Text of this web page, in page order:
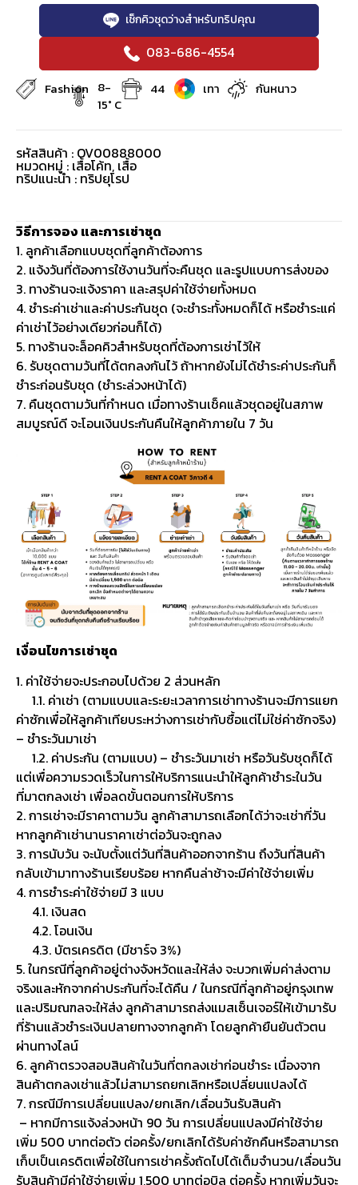
เช็กคิวชุดว่างสำหรับทริปคุณ
083-686-4554
Fashion 8-
15° C
44 เทา กันหนาว
รหัสสินค้า : OV00888000
หมวดหมู่ : เสื้อโค้ท, เสื้อ
ทริปแนะนำ : ทริปยุโรป
วิธีการจอง และการเช่าชุด
1. ลูกค้าเลือกแบบชุดที่ลูกค้าต้องการ
2. แจ้งวันที่ต้องการใช้งานวันที่จะคืนชุด และรูปแบบการส่งของ
3. ทางร้านจะแจ้งราคา และสรุปค่าใช้จ่ายทั้งหมด
4. ชำระค่าเช่าและค่าประกันชุด (จะชำระทั้งหมดก็ได้ หรือชำระแค่
ค่าเช่าไว้อย่างเดียวก่อนก็ได้)
5. ทางร้านจะล็อคคิวสำหรับชุดที่ต้องการเช่าไว้ให้
6. รับชุดตามวันที่ได้ตกลงกันไว้ ถ้าหากยังไม่ได้ชำระค่าประกันก็
ชำระก่อนรับชุด (ชำระล่วงหน้าได้)
7. คืนชุดตามวันที่กำหนด เมื่อทางร้านเช็คแล้วชุดอยู่ในสภาพ
สมบูรณ์ดี จะโอนเงินประกันคืนให้ลูกค้าภายใน 7 วัน
เงื่อนไขการเช่าชุด
1. ค่าใช้จ่ายจะประกอบไปด้วย 2 ส่วนหลัก
1.1. ค่าเช่า (ตามแบบและระยะเวลาการเช่าทางร้านจะมีการแยก
ค่าซักเพื่อให้ลูกค้าเทียบระหว่างการเช่ากับซื้อแต่ไม่ใช่ค่าซักจริง)
– ชำระวันมาเช่า
1.2. ค่าประกัน (ตามแบบ) – ชำระวันมาเช่า หรือวันรับชุดก็ได้
แต่เพื่อความรวดเร็วในการให้บริการแนะนำให้ลูกค้าชำระในวัน
ที่มาตกลงเช่า เพื่อลดขั้นตอนการให้บริการ
2. การเช่าจะมีราคาตามวัน ลูกค้าสามารถเลือกได้ว่าจะเช่ากี่วัน
หากลูกค้าเช่านานราคาเช่าต่อวันจะถูกลง
3. การนับวัน จะนับตั้งแต่วันที่สินค้าออกจากร้าน ถึงวันที่สินค้า
กลับเข้ามาทางร้านเรียบร้อย หากคืนล่าช้าจะมีค่าใช้จ่ายเพิ่ม
4. การชำระค่าใช้จ่ายมี 3 แบบ
4.1. เงินสด
4.2. โอนเงิน
4.3. บัตรเครดิต (มีชาร์จ 3%)
5. ในกรณีที่ลูกค้าอยู่ต่างจังหวัดและให้ส่ง จะบวกเพิ่มค่าส่งตาม
จริงและหักจากค่าประกันที่จะได้คืน / ในกรณีที่ลูกค้าอยู่กรุงเทพ
และปริมณฑลจะให้ส่ง ลูกค้าสามารถส่งแมสเซ็นเจอร์ให้เข้ามารับ
ที่ร้านแล้วชำระเงินปลายทางจากลูกค้า โดยลูกค้ายืนยันตัวตน
ผ่านทางไลน์
6. ลูกค้าตรวจสอบสินค้าในวันที่ตกลงเช่าก่อนชำระ เนื่องจาก
สินค้าตกลงเช่าแล้วไม่สามารถยกเลิกหรือเปลี่ยนแปลงได้
7. กรณีมีการเปลี่ยนแปลง/ยกเลิก/เลื่อนวันรับสินค้า
– หากมีการแจ้งล่วงหน้า 90 วัน การเปลี่ยนแปลงมีค่าใช้จ่าย
เพิ่ม 500 บาทต่อตัว ต่อครั้ง/ยกเลิกได้รับค่าซักคืนหรือสามารถ
เก็บเป็นเครดิตเพื่อใช้ในการเช่าครั้งถัดไปได้เต็มจำนวน/เลื่อนวัน
รับสินค้ามีค่าใช้จ่ายเพิ่ม 1,500 บาทต่อบิล ต่อครั้ง หากเพิ่มวันจะ